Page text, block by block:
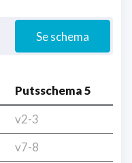
Se schema
Putsschema 5
v2-3
v7-8